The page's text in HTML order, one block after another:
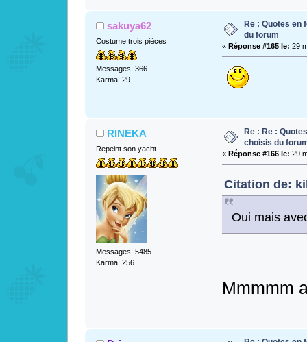
sakuya62
Costume trois pièces
Messages: 366
Karma: 29
Re : Quotes en
du forum
« Réponse #165 le: 29
RINEKA
Repeint son yacht
Messages: 5485
Karma: 256
Re : Re :
choisis du
« Réponse #166 le: 29
Citation de:
Oui mais
Mmmmm